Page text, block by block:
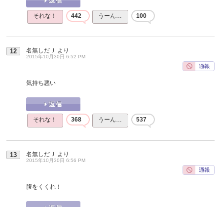
それな！ 442 うーん… 100
12 名無しだＪ より
2015年10月30日 6:52 PM
気持ち悪い
それな！ 368 うーん… 537
13 名無しだＪ より
2015年10月30日 6:56 PM
腹をくくれ！